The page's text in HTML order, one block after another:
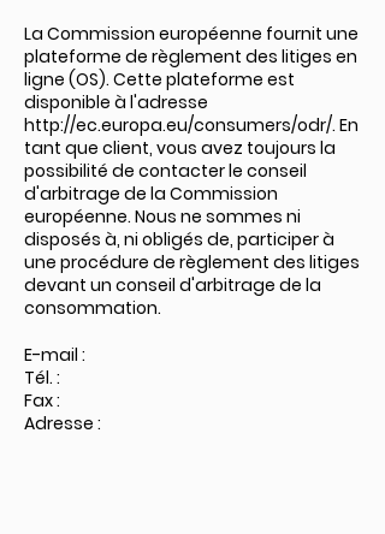
La Commission européenne fournit une
plateforme de règlement des litiges en
ligne (OS). Cette plateforme est
disponible à l'adresse
http://ec.europa.eu/consumers/odr/. En
tant que client, vous avez toujours la
possibilité de contacter le conseil
d'arbitrage de la Commission
européenne. Nous ne sommes ni
disposés à, ni obligés de, participer à
une procédure de règlement des litiges
devant un conseil d'arbitrage de la
consommation.
E-mail :
Tél. :
Fax :
Adresse :